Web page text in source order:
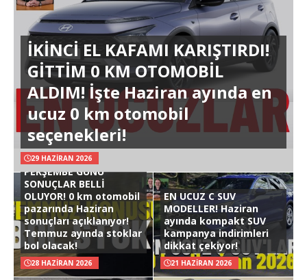
İKİNCİ EL KAFAMI KARIŞTIRDI!
GİTTİM 0 KM OTOMOBİL
ALDIM! İşte Haziran ayında en
ucuz 0 km otomobil
seçenekleri!
29 HAZIRAN 2026
PERŞEMBE GÜNÜ
SONUÇLAR BELLİ
OLUYOR! 0 km otomobil
pazarında Haziran
sonuçları açıklanıyor!
Temmuz ayında stoklar
bol olacak!
28 HAZIRAN 2026
EN UCUZ C SUV
MODELLER! Haziran
ayında kompakt SUV
kampanya indirimleri
dikkat çekiyor!
21 HAZIRAN 2026